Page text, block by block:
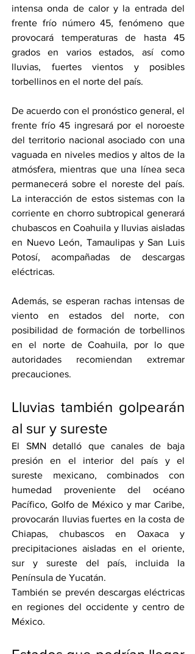
intensa onda de calor y la entrada del
frente frío número 45, fenómeno que
provocará temperaturas de hasta 45
grados en varios estados, así como
lluvias, fuertes vientos y posibles
torbellinos en el norte del país.
De acuerdo con el pronóstico general, el
frente frío 45 ingresará por el noroeste
del territorio nacional asociado con una
vaguada en niveles medios y altos de la
atmósfera, mientras que una línea seca
permanecerá sobre el noreste del país.
La interacción de estos sistemas con la
corriente en chorro subtropical generará
chubascos en Coahuila y lluvias aisladas
en Nuevo León, Tamaulipas y San Luis
Potosí, acompañadas de descargas
eléctricas.
Además, se esperan rachas intensas de
viento en estados del norte, con
posibilidad de formación de torbellinos
en el norte de Coahuila, por lo que
autoridades recomiendan extremar
precauciones.
Lluvias también golpearán
al sur y sureste
El SMN detalló que canales de baja
presión en el interior del país y el
sureste mexicano, combinados con
humedad proveniente del océano
Pacífico, Golfo de México y mar Caribe,
provocarán lluvias fuertes en la costa de
Chiapas, chubascos en Oaxaca y
precipitaciones aisladas en el oriente,
sur y sureste del país, incluida la
Península de Yucatán.
También se prevén descargas eléctricas
en regiones del occidente y centro de
México.